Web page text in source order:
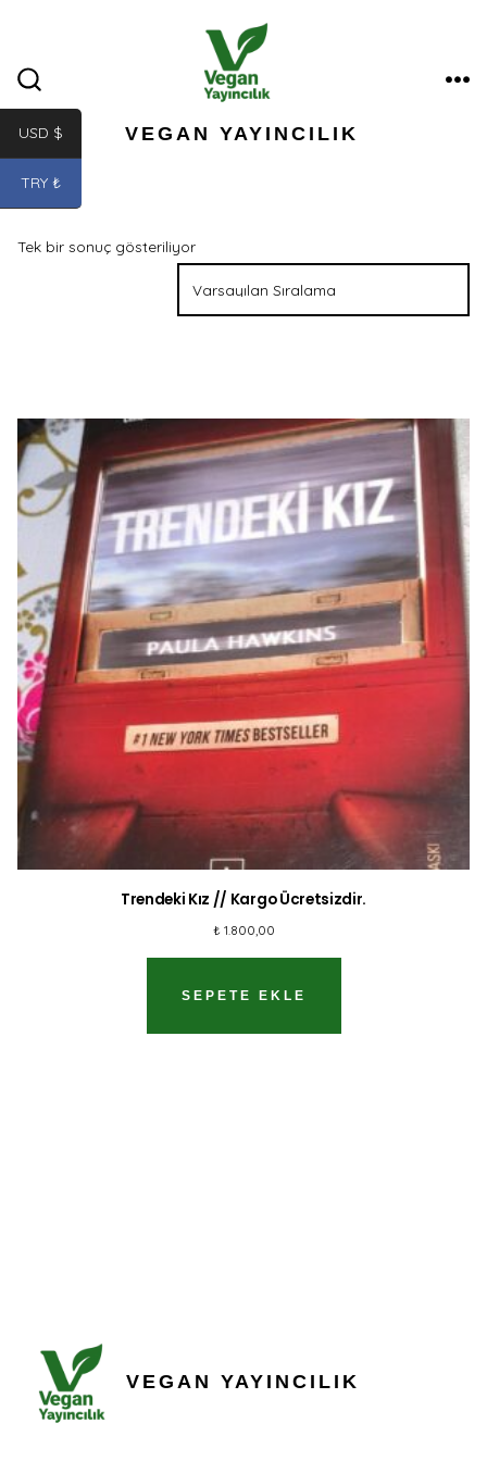
ÇUBUĞUNU
GÖSTER/GIZLEVEGAN YAYINCILIK
Tek bir sonuç gösteriliyor
Trendeki Kız // Kargo Ücretsizdir.
₺ 1.800,00
SEPETE EKLE
VEGAN YAYINCILIK
USD $
TRY ₺